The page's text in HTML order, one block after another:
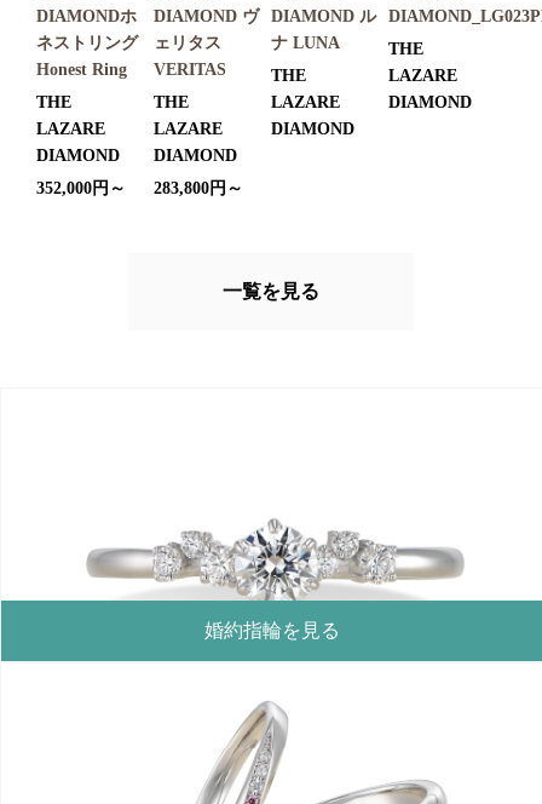
DIAMONDホ
ネストリング
Honest Ring
THE
LAZARE
DIAMOND
352,000円～
DIAMOND ヴ
ェリタス
VERITAS
THE
LAZARE
DIAMOND
283,800円～
DIAMOND ル
ナ LUNA
THE
LAZARE
DIAMOND
THE
LAZARE
DIAMOND
一覧を見る
婚約指輪を見る